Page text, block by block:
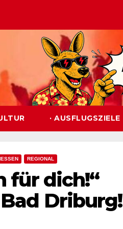
· AUSFLUGSZIELE
REGIONAL
für dich!“
Driburg!